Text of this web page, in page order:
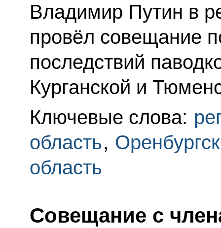
Владимир Путин в
провёл совещание
последствий
Курганской и
Ключевые слова:
область,
область
Совещание с